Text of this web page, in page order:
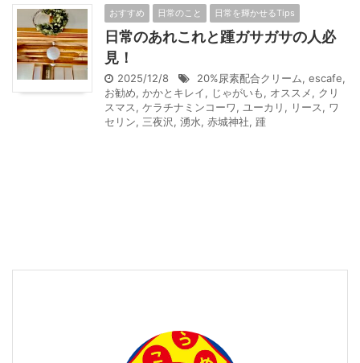
おすすめ 日常のこと 日常を輝かせるTips
日常のあれこれと踵ガサガサの人必
見！
2025/12/8 20%尿素配合クリーム, escafe,
お勧め, かかとキレイ, じゃがいも, オススメ, クリ
スマス, ケラチナミンコーワ, ユーカリ , リース, ワ
セリン, 三夜沢, 湧水, 赤城神社, 踵